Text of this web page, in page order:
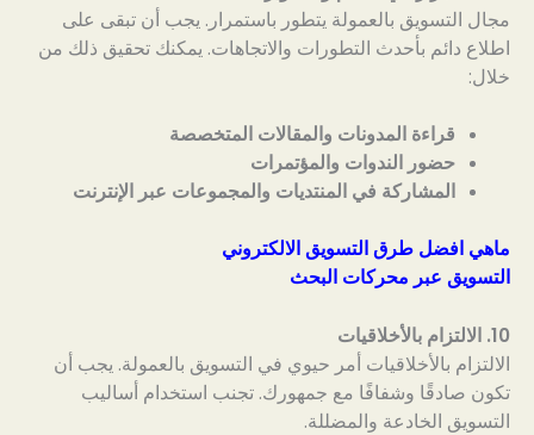
مجال التسويق بالعمولة يتطور باستمرار. يجب أن تبقى على
اطلاع دائم بأحدث التطورات والاتجاهات. يمكنك تحقيق ذلك من
خلال:
قراءة المدونات والمقالات المتخصصة
حضور الندوات والمؤتمرات
المشاركة في المنتديات والمجموعات عبر الإنترنت
ماهي افضل طرق التسويق الالكتروني
التسويق عبر محركات البحث
10. الالتزام بالأخلاقيات
الالتزام بالأخلاقيات أمر حيوي في التسويق بالعمولة. يجب أن
تكون صادقًا وشفافًا مع جمهورك. تجنب استخدام أساليب
التسويق الخادعة والمضللة.